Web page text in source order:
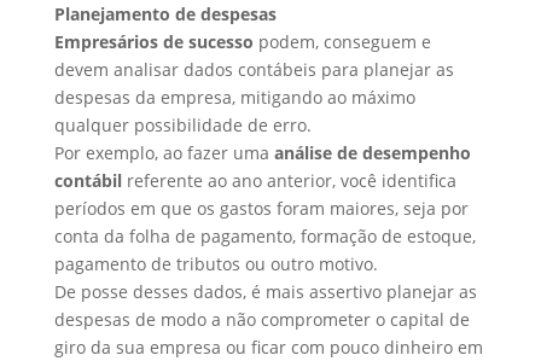
Planejamento de despesas
Empresários de sucesso podem, conseguem e
devem analisar dados contábeis para planejar as
despesas da empresa, mitigando ao máximo
qualquer possibilidade de erro.
Por exemplo, ao fazer uma análise de desempenho
contábilreferente ao ano anterior, você identifica
períodos em que os gastos foram maiores, seja por
conta da folha de pagamento, formação de estoque,
pagamento de tributos ou outro motivo.
De posse desses dados, é mais assertivo planejar as
despesas de modo a não comprometer o capital de
giro da sua empresa ou ficar com pouco dinheiro em